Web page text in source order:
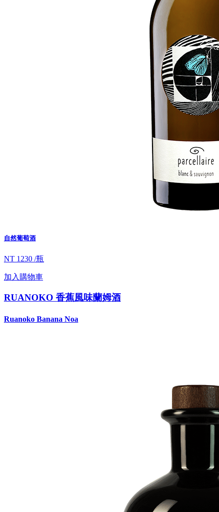
自然葡萄酒
NT 1230 /瓶
加入購物車
RUANOKO 香蕉風味蘭姆酒
Ruanoko Banana Noa